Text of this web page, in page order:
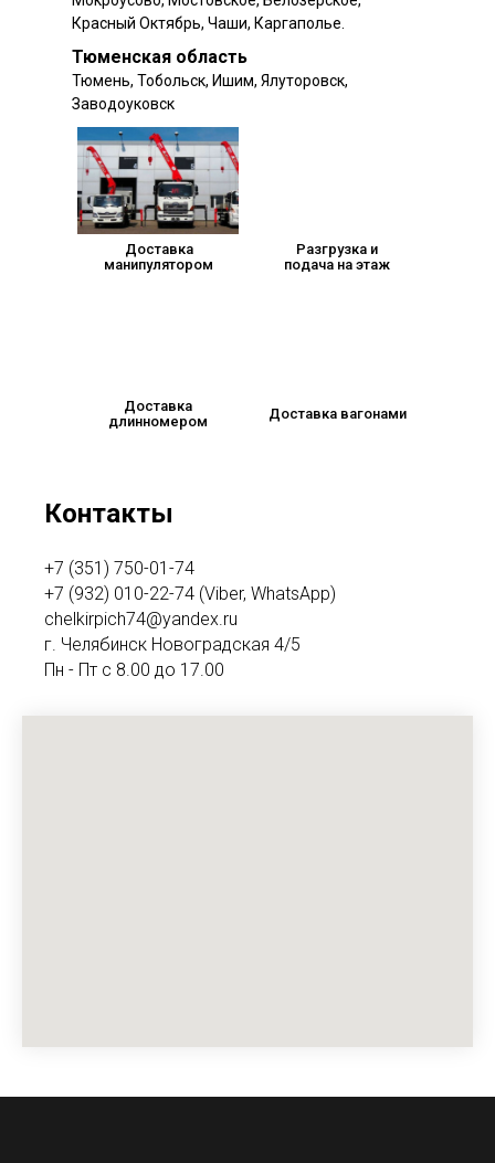
Тюменская область
Красный Октябрь, Чаши, Каргаполье.
Тюмень, Тобольск, Ишим, Ялуторовск,
Заводоуковск
Доставка
манипулятором
Доставка
длинномером
Разгрузка и
подача на этаж
Доставка вагонами
Контакты
+7 (351) 750-01-74
+7 (932) 010-22-74 (Viber, WhatsApp)
chelkirpich74@yandex.ru
г. Челябинск Новоградская 4/5
Пн - Пт с 8.00 до 17.00